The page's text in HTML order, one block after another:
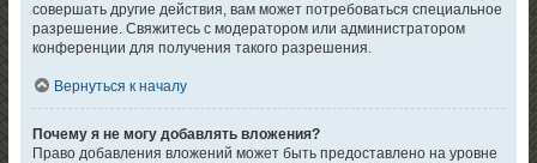
совершать другие действия, вам может потребоваться специальное
разрешение. Свяжитесь с модератором или администратором
конференции для получения такого разрешения.
Вернуться к началу
Почему я не могу добавлять вложения?
Право добавления вложений может быть предоставлено на уровне